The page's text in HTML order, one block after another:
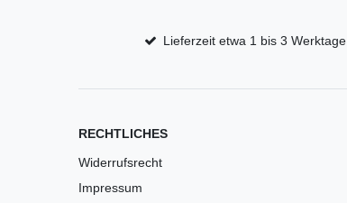
Lieferzeit etwa 1 bis 3 Werktage
RECHTLICHES
Widerrufsrecht
Impressum